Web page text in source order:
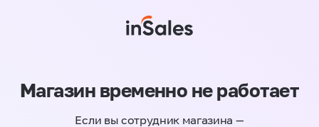
Магазин временно не работает
Если вы сотрудник магазина —